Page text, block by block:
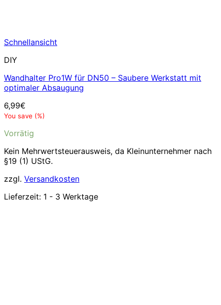
Schnellansicht
DIY
Wandhalter Pro1W für DN50 – Saubere Werkstatt mit
optimaler Absaugung
6,99€
You save (%)
Vorrätig
Kein Mehrwertsteuerausweis, da Kleinunternehmer nach
§19 (1) UStG.
zzgl. Versandkosten
Lieferzeit: 1 - 3 Werktage